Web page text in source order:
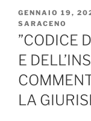
PUBBLICATO
IL
GENNAIO 19,
SARACENO
”CODICE
E
LA